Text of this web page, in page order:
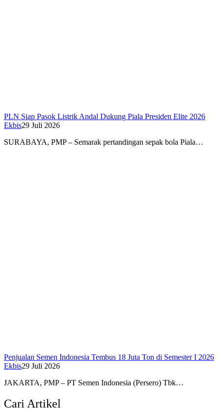
PLN Siap Pasok Listrik Andal Dukung Piala Presiden Elite 2026
Ekbis29 Juli 2026
SURABAYA, PMP – Semarak pertandingan sepak bola Piala…
Penjualan Semen Indonesia Tembus 18 Juta Ton di Semester I 2026
Ekbis29 Juli 2026
JAKARTA, PMP – PT Semen Indonesia (Persero) Tbk…
Cari Artikel